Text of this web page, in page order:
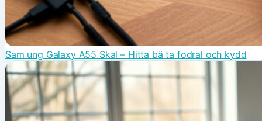
Sam ung Galaxy A55 Skal – Hitta bä ta fodral och kydd